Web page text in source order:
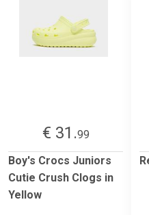
€ 31.99
Boy's Crocs Juniors
Cutie Crush Clogs in
Yellow